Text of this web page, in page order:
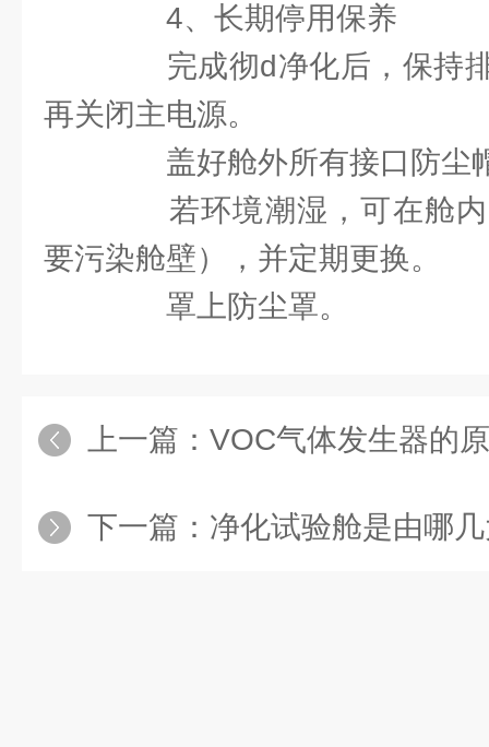
4、长期停用保养
完成彻d净化后，保持排
再关闭主电源。
盖好舱外所有接口防尘
若环境潮湿，可在舱内
要污染舱壁），并定期更换。
罩上防尘罩。
上一篇： VOC气体发生器的
下一篇： 净化试验舱是由哪